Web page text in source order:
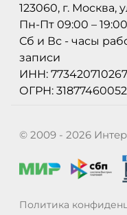
123060, г. Москва,
Пн-Пт 09:00 – 19:00
Сб и Вс - часы
записи
ИНН: 773420710267
ОГРН:
© 2009 - 2026
Политика